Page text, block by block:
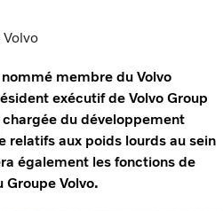
membre du Volvo
exécutif de Volvo Group
du développement
relatifs aux poids lourds au sein
également les fonctions de
Volvo.